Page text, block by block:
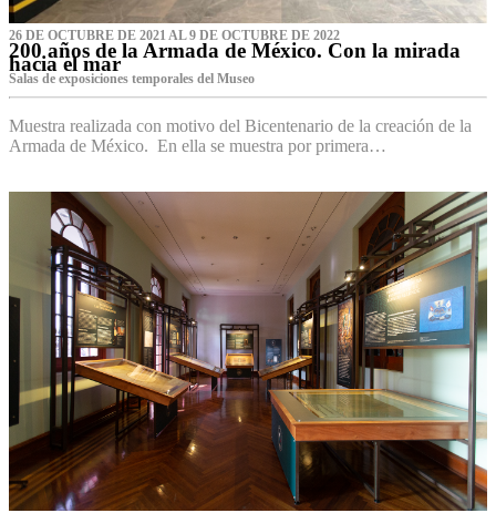
26 DE OCTUBRE DE 2021 AL 9 DE OCTUBRE DE 2022
200 años de la Armada de México. Con la mirada
hacia el mar
Salas de exposiciones temporales del Museo‌
Muestra realizada con motivo del Bicentenario de la creación de la
Armada de México. En ella se muestra por primera…